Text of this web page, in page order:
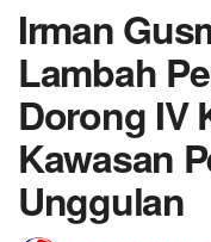
Irman
Lambah
Dorong IV
Kawasan
Unggulan